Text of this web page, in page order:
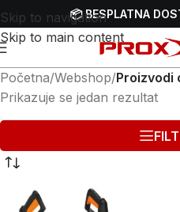
Skip to navigation
Skip to main content
📦 BESPLATNA
Početna/Webshop/Proizvodi
Prikazuje se jedan rezultat